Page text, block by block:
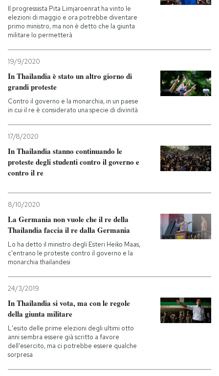
Il progressista Pita Limjaroenrat ha vinto le
elezioni di maggio e ora potrebbe diventare
primo ministro, ma non è detto che la giunta
militare lo permetterà
19/9/2020
In Thailandia è stato un altro giorno di
grandi proteste
Contro il governo e la monarchia, in un paese
in cui il re è considerato una specie di divinità
17/8/2020
In Thailandia stanno continuando le
proteste degli studenti contro il governo e
contro il re
8/10/2020
La Germania non vuole che il re della
Thailandia faccia il re dalla Germania
Lo ha detto il ministro degli Esteri Heiko Maas,
c'entrano le proteste contro il governo e la
monarchia thailandesi
24/3/2019
In Thailandia si vota, ma con le regole
della giunta militare
L'esito delle prime elezioni degli ultimi otto
anni sembra essere già scritto a favore
dell'esercito, ma ci potrebbe essere qualche
sorpresa